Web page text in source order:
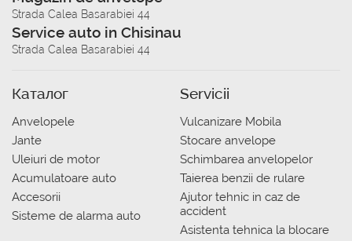
Strada Calea Basarabiei 44
Service auto in Chisinau
Strada Calea Basarabiei 44
Каталог
Anvelopele
Jante
Uleiuri de motor
Acumulatoare auto
Accesorii
Sisteme de alarma auto
Servicii
Vulcanizare Mobila
Stocare anvelope
Schimbarea anvelopelor
Taierea benzii de rulare
Ajutor tehnic in caz de
accident
Asistenta tehnica la blocare